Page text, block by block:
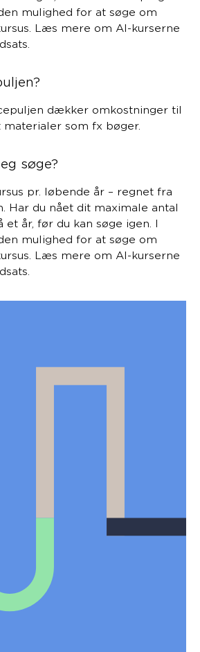
mulighed for at søge om
Læs mere om AI-kurserne
dækker omkostninger til
materialer som fx bøger.
søge?
pr. løbende år – regnet fra
Har du nået dit maximale antal
et år, før du kan søge igen. I
mulighed for at søge om
Læs mere om AI-kurserne